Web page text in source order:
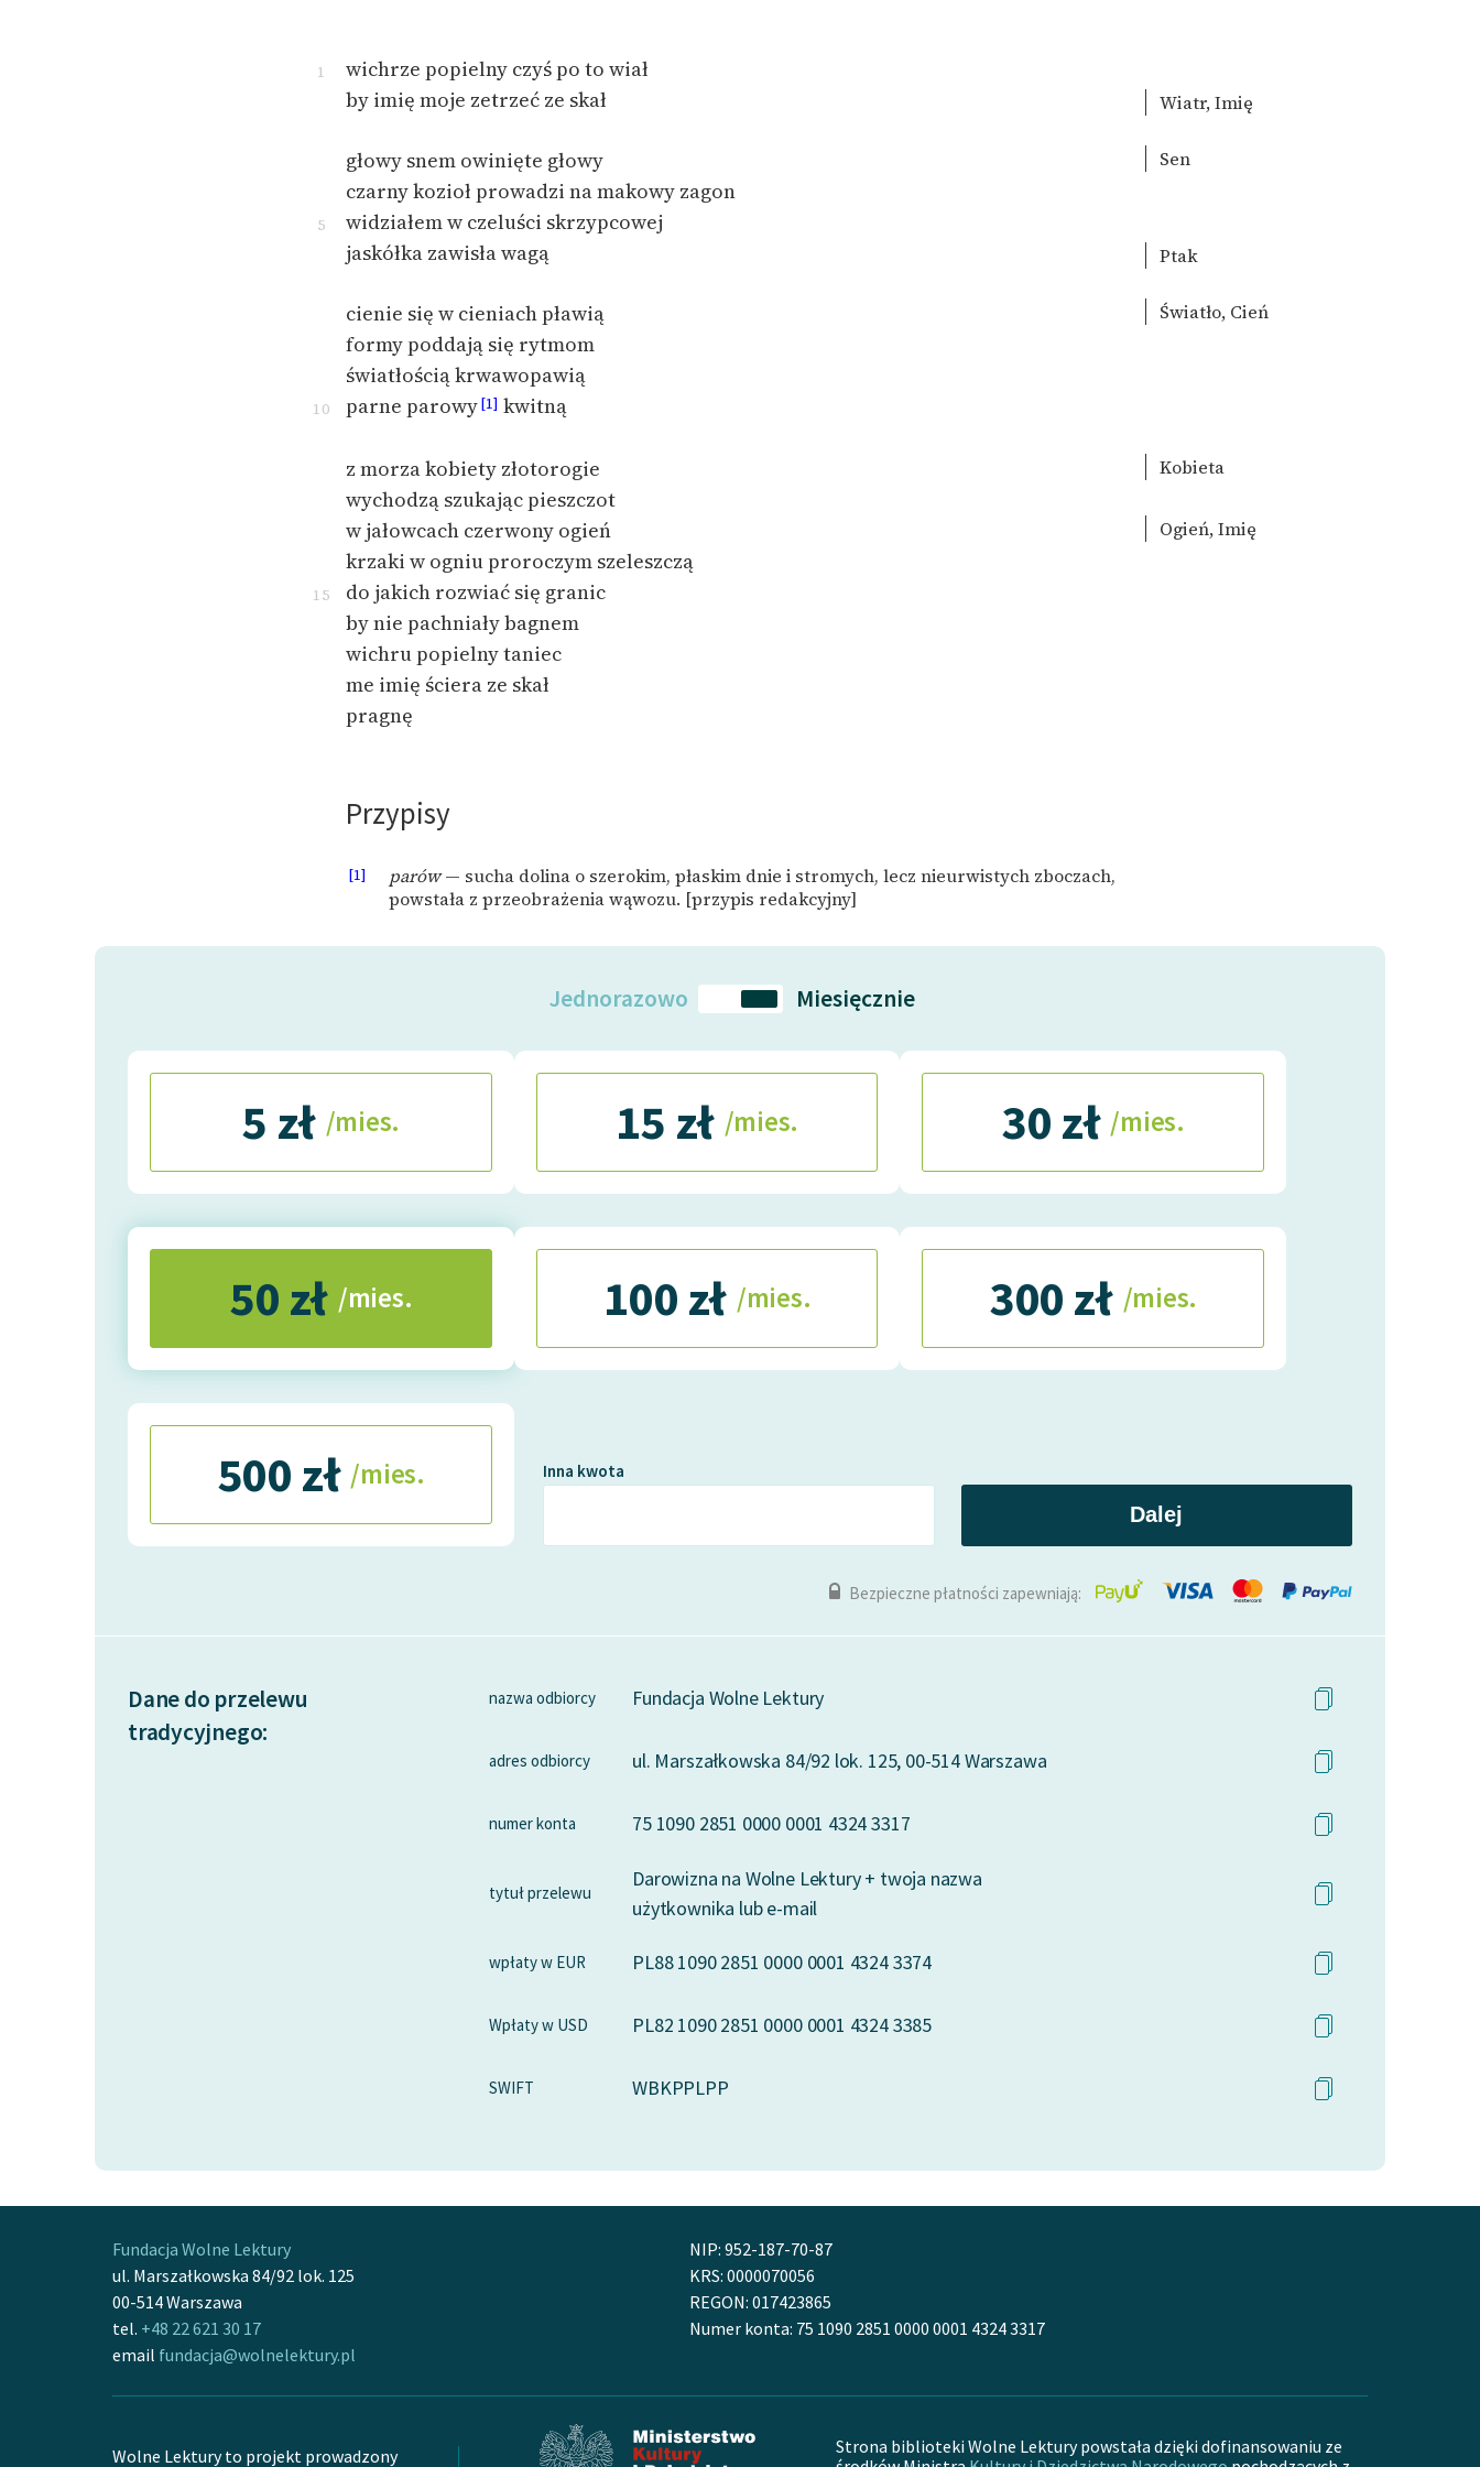
Szkoła Poezji Wolnych Lektur
1
Wiatr, Imię
wichrze popielny czyś po to wiał
by imię moje zetrzeć ze skał
Sen
głowy snem owinięte głowy
czarny kozioł prowadzi na makowy zagon
5
Ptak
widziałem w czeluści skrzypcowej
jaskółka zawisła wagą
Światło, Cień
cienie się w cieniach pławią
formy poddają się rytmom
światłością krwawopawią
10 parne parowy[1] kwitną
Kobieta
z morza kobiety złotorogie
wychodzą szukając pieszczot
Ogień, Imię
w jałowcach czerwony ogień
krzaki w ogniu proroczym szeleszczą
15
do jakich rozwiać się granic
by nie pachniały bagnem
wichru popielny taniec
me imię ściera ze skał
pragnę
Przypisy
[1] parów— sucha dolina o szerokim, płaskim dnie i stromych, lecz nieurwistych zboczach,
powstała z przeobrażenia wąwozu. [przypis redakcyjny]
Jednorazowo Miesięcznie
5 zł /mies. 15 zł /mies. 30 zł /mies.
50 zł /mies. 100 zł /mies. 300 zł /mies.
500 zł /mies. Inna kwota
Dalej
Bezpieczne płatności zapewniają:
Dane do przelewu
tradycyjnego:
nazwa odbiorcy Fundacja Wolne Lektury
adres odbiorcy ul. Marszałkowska 84/92 lok. 125, 00-514 Warszawa
numer konta 75 1090 2851 0000 0001 4324 3317
tytuł przelewu
Darowizna na Wolne Lektury + twoja nazwa
użytkownika lub e-mail
wpłaty w EUR PL88 1090 2851 0000 0001 4324 3374
Wpłaty w USD PL82 1090 2851 0000 0001 4324 3385
SWIFT WBKPPLPP
Fundacja Wolne Lektury
ul. Marszałkowska 84/92 lok. 125
00-514 Warszawa
tel. +48 22 621 30 17
email fundacja@wolnelektury.pl
NIP: 952-187-70-87
KRS: 0000070056
REGON: 017423865
Numer konta: 75 1090 2851 0000 0001 4324 3317
Wolne Lektury to projekt prowadzony
Strona biblioteki Wolne Lektury powstała dzięki dofinansowaniu ze